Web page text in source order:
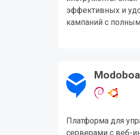
эффективных и
кампаний с
Modoboa
Платформа для
серверами с веб-